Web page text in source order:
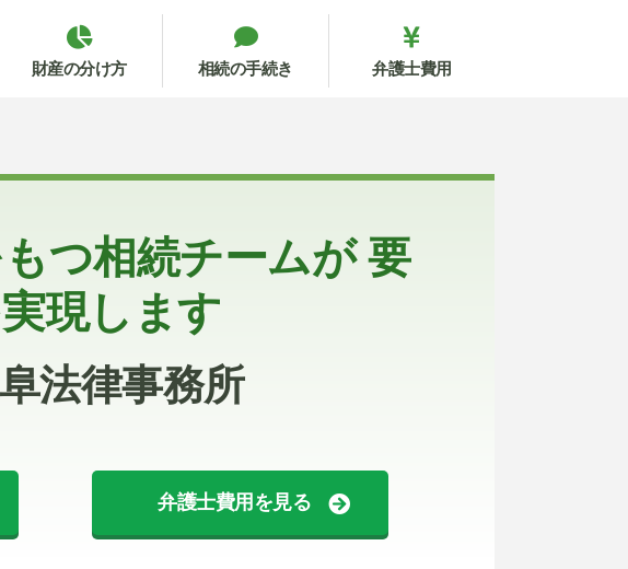
財産の分け方 相続の手続き 弁護士費用
つ相続チームが 要
現します
法律事務所
弁護士費用を見る